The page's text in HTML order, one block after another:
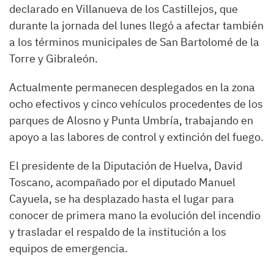
declarado en Villanueva de los Castillejos, que
durante la jornada del lunes llegó a afectar también
a los términos municipales de San Bartolomé de la
Torre y Gibraleón.
Actualmente permanecen desplegados en la zona
ocho efectivos y cinco vehículos procedentes de los
parques de Alosno y Punta Umbría, trabajando en
apoyo a las labores de control y extinción del fuego.
El presidente de la Diputación de Huelva, David
Toscano, acompañado por el diputado Manuel
Cayuela, se ha desplazado hasta el lugar para
conocer de primera mano la evolución del incendio
y trasladar el respaldo de la institución a los
equipos de emergencia.